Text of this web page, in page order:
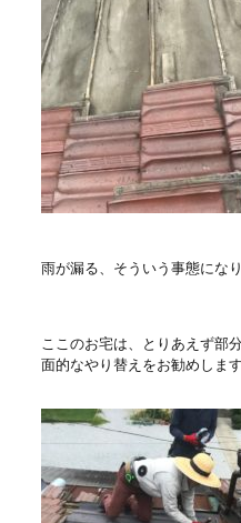
雨が漏る、そういう事態になり
ここのお宅は、とりあえず部
面的なやり替えをお勧めします